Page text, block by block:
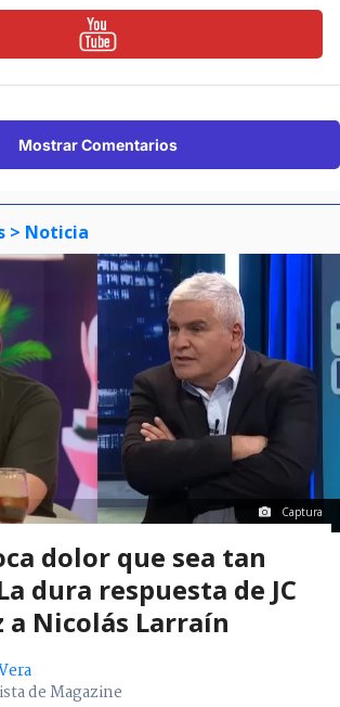
Mostrar Comentarios
> Noticia
Captura
dolor que sea tan
dura respuesta de JC
a Nicolás Larraín
de Magazine